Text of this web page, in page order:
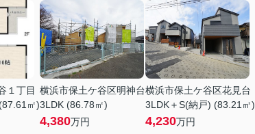
１丁目
㎡)
横浜市保土ケ谷区明神台
3LDK (86.78㎡)
4,380万円
横浜市保土ケ谷区花見台
3LDK＋S(納戸) (83.21㎡)
4,230万円